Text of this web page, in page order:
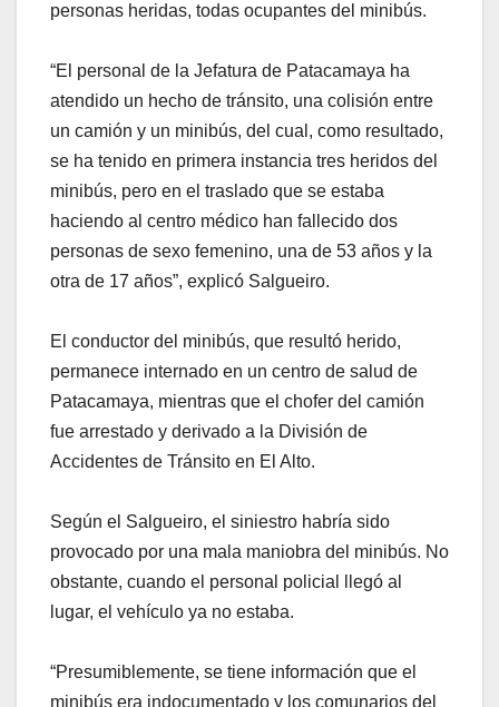
personas heridas, todas ocupantes del minibús.
“El personal de la Jefatura de Patacamaya ha
atendido un hecho de tránsito, una colisión entre
un camión y un minibús, del cual, como resultado,
se ha tenido en primera instancia tres heridos del
minibús, pero en el traslado que se estaba
haciendo al centro médico han fallecido dos
personas de sexo femenino, una de 53 años y la
otra de 17 años”, explicó Salgueiro.
El conductor del minibús, que resultó herido,
permanece internado en un centro de salud de
Patacamaya, mientras que el chofer del camión
fue arrestado y derivado a la División de
Accidentes de Tránsito en El Alto.
Según el Salgueiro, el siniestro habría sido
provocado por una mala maniobra del minibús. No
obstante, cuando el personal policial llegó al
lugar, el vehículo ya no estaba.
“Presumiblemente, se tiene información que el
minibús era indocumentado y los comunarios del